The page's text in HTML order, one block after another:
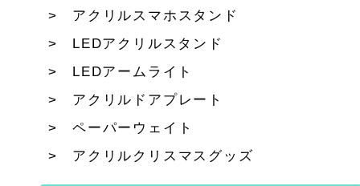
アクリルスマホスタンド
LEDアクリルスタンド
LEDアームライト
アクリルドアプレート
ペーパーウェイト
アクリルクリスマスグッズ